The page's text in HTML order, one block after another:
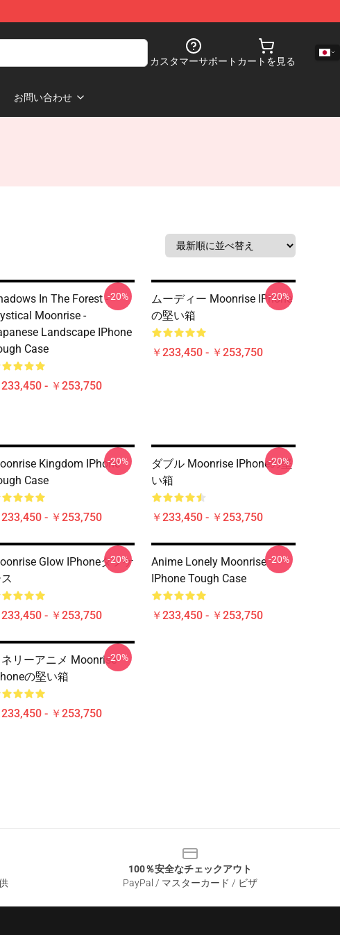
カスタマーサポート カートを見る
お問い合わせ
In The Forest -
Moonrise -
Landscape IPhone
Case
233,450 - ￥253,750
-20%
ムーディー Moonrise IPhone
の堅い箱
￥233,450 - ￥253,750
-20%
Kingdom IPhone
Case
233,450 - ￥253,750
-20%
ダブル Moonrise IPhoneの堅
い箱
￥233,450 - ￥253,750
-20%
Glow IPhoneタフケ
233,450 - ￥253,750
-20%
Anime Lonely Moonrise
IPhone Tough Case
￥233,450 - ￥253,750
-20%
ネリーアニメ Moonrise
の堅い箱
233,450 - ￥253,750
-20%
100％安全なチェックアウト
PayPal / マスターカード / ビザ